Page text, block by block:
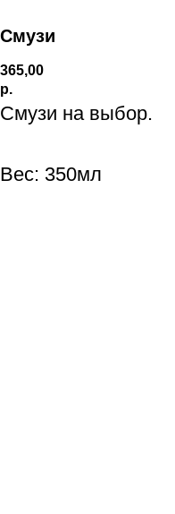
Смузи
365,00
р.
Смузи на выбор.
Вес: 350мл